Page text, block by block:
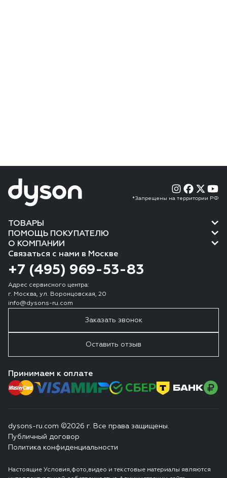
*Запрещены на территории РФ
ТОВАРЫ
ПОМОЩЬ ПОКУПАТЕЛЮ
О КОМПАНИИ
Связаться с нами в Москве
+7 (495) 969-53-83
Адрес сервисного центра:
г. Москва, ул. Воронцовская, 20
info@dysons-ru.com
Заказать звонок
Оставить отзыв
Принимаем к оплате
dysons-ru.com ©2026 г. Все права защищены.
Публичный договор
Политика конфиденциальности
Настоящие Условия,фото,видео и текстовые материалы являются